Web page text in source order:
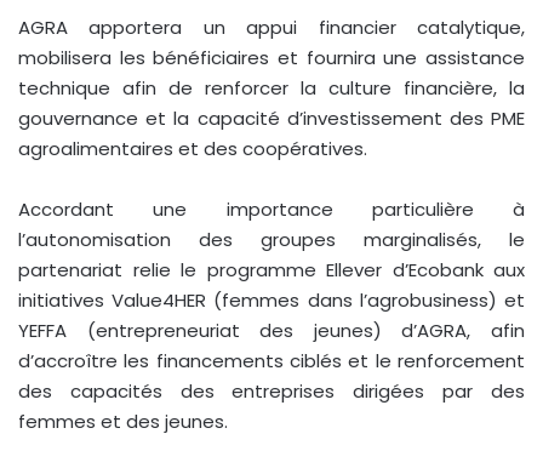
AGRA apportera un appui financier catalytique,
mobilisera les bénéficiaires et fournira une assistance
technique afin de renforcer la culture financière, la
gouvernance et la capacité d’investissement des PME
agroalimentaires et des coopératives.
Accordant une importance particulière à
l’autonomisation des groupes marginalisés, le
partenariat relie le programme Ellever d’Ecobank aux
initiatives Value4HER (femmes dans l’agrobusiness) et
YEFFA (entrepreneuriat des jeunes) d’AGRA, afin
d’accroître les financements ciblés et le renforcement
des capacités des entreprises dirigées par des
femmes et des jeunes.